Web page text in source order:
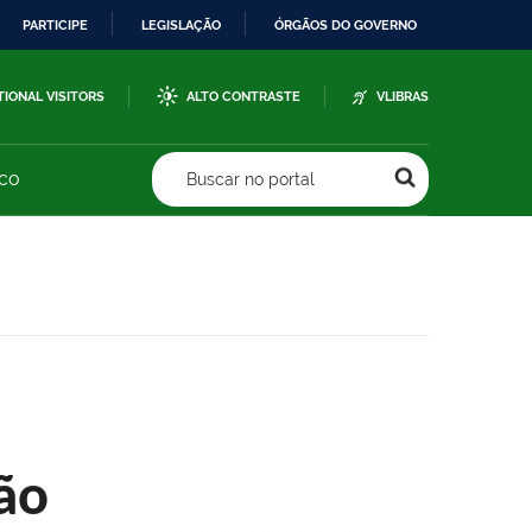
PARTICIPE LEGISLAÇÃO ÓRGÃOS DO GOVERNO
VISITORS ALTO CONTRASTE VLIBRAS
Buscar no portal